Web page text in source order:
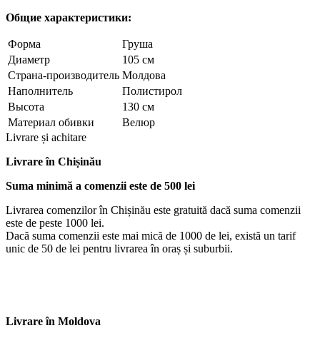
Общие характеристики:
Форма
Груша
Диаметр
105 см
Страна-производитель Молдова
Наполнитель
Полистирол
Высота
130 см
Материал обивки
Велюр
Livrare și achitare
Livrareîn Chișinău
Suma minimă a comenzii este de 500 lei
Livrarea comenzilor în Chișinău este gratuită dacă suma comenzii
este de peste 1000 lei.
Dacă suma comenzii este mai mică de 1000 de lei, există un tarif
unic de 50 de lei pentru livrarea în oraș și suburbii.
Livrare în Moldova